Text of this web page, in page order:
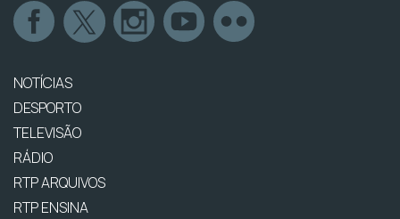
NOTÍCIAS
DESPORTO
TELEVISÃO
RÁDIO
RTP ARQUIVOS
RTP ENSINA